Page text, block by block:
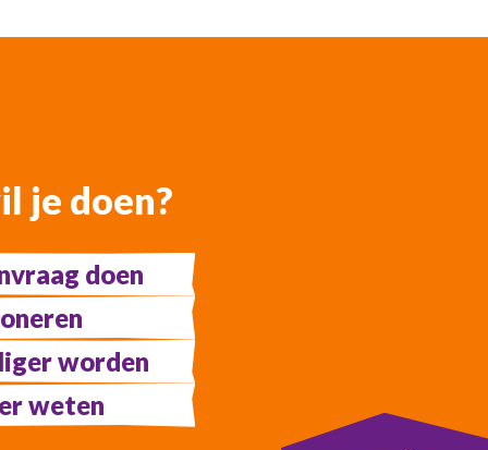
je doen?
doen
worden
weten